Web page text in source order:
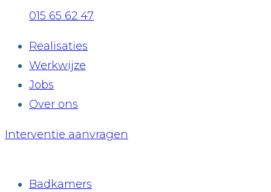
015 65 62 47
Realisaties
Werkwijze
Jobs
Over ons
Interventie aanvragen
Badkamers